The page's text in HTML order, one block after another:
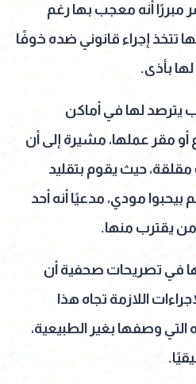
أنه معجب بها رغم
تتخذ إجراء قانوني ضده خوفًا
بأذى.
يترصد لها في أماكن
مقر عملها، مشيرة إلى أن
حيث يقوم بتقليد
مودي، مدعيًا أنه أحد
يقترب منها.
في تصريحات صحفية أن
اللازمة تجاه هذا
وصفها بغير الطبيعية،